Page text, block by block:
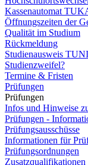
Kassenautomat
Öffnungszeiten der
Qualität im Studium
Rückmeldung
Studienausweis
Studienzweifel?
Termine & Fristen
Prüfungen
Prüfungen
Infos und Hinweise
Prüfungen -
Prüfungsausschüsse
Informationen für
Prüfungsordnungen
Zusatzqualifikationen